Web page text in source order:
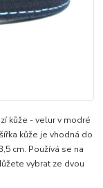
kůže - velur v modré
kůže je vhodná do
cm. Používá se na
vybrat ze dvou